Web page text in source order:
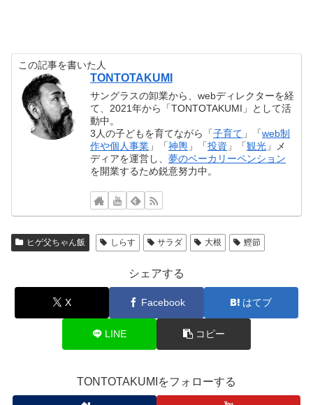
この記事を書いた人
TONTOTAKUMI
サングラスの卸業から、webディレクターを経
て、2021年から「TONTOTAKUMI」として活
動中。
3人の子どもを育てながら「子育て 」「web制
作や個人事業 」「神輿 」「投資 」「観光 」メ
ディアを運営し、夢のベーカリーペンション
を開業するため鋭意努力中。
ヒゲ父ちゃん飯 しらす サラダ 大根 鰹節
シェアする
X Facebook はてブ
LINE コピー
TONTOTAKUMIをフォローする